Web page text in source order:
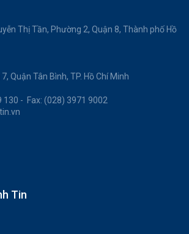
Thị Tần, Phường 2, Quận 8, Thành phố Hồ
Quận Tân Bình, TP. Hồ Chí Minh
130 - Fax: (028) 3971 9002
Tin